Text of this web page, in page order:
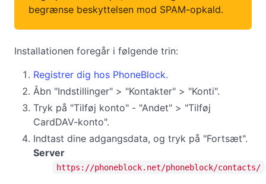
begrænse beskyttelsen mod SPAM-opkald.
Installationen foregår i følgende trin:
Registrer dig hos PhoneBlock.
Åbn "Indstillinger" > "Kontakter" > "Konti".
Tryk på "Tilføj konto" - "Andet" > "Tilføj
CardDAV-konto".
Indtast dine adgangsdata, og tryk på "Fortsæt".
Server
https://phoneblock.net/phoneblock/contacts/